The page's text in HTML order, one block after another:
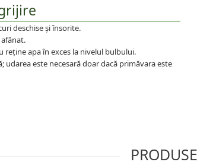
deschise și însorite.
reține apa în exces la nivelul bulbului.
udarea este necesară doar dacă primăvara este